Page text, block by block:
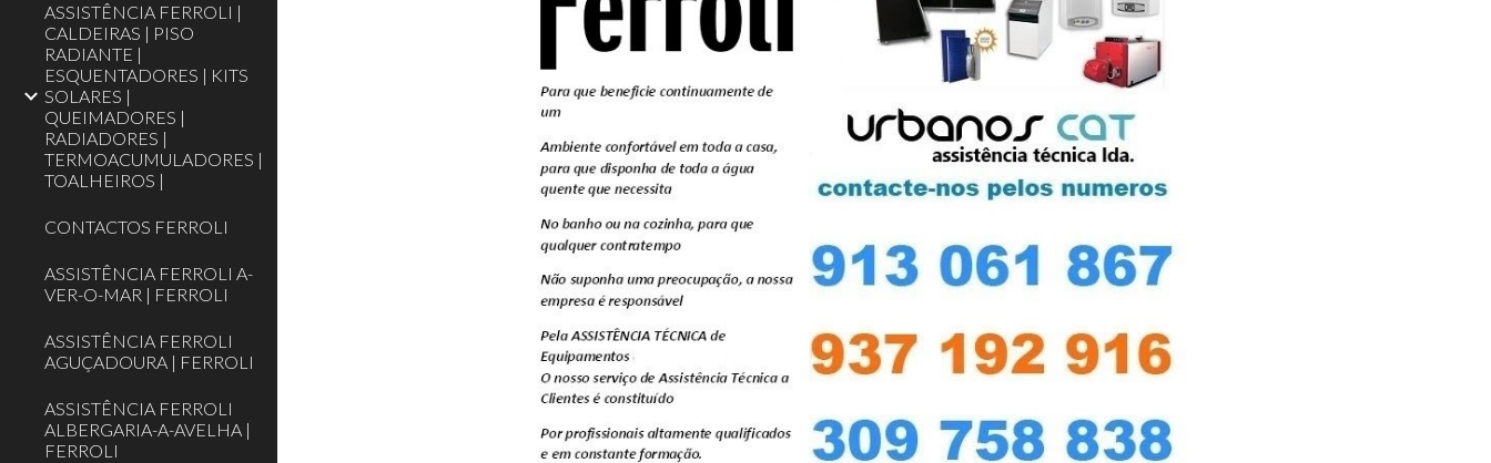
ASSISTÊNCIA FERROLI |
CALDEIRAS | PISO
RADIANTE |
ESQUENTADORES | KITS
SOLARES |
QUEIMADORES |
RADIADORES |
TERMOACUMULADORES |
TOALHEIROS |‎
CONTACTOS FERROLI
ASSISTÊNCIA FERROLI A-
VER-O-MAR | FERROLI
ASSISTÊNCIA FERROLI
AGUÇADOURA | FERROLI
ASSISTÊNCIA FERROLI
ALBERGARIA-A-AVELHA |
FERROLI